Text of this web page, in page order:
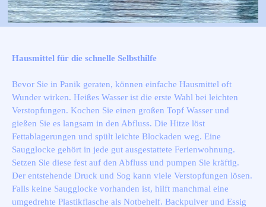
Hausmittel für die schnelle Selbsthilfe
Bevor Sie in Panik geraten, können einfache Hausmittel oft
Wunder wirken. Heißes Wasser ist die erste Wahl bei leichten
Verstopfungen. Kochen Sie einen großen Topf Wasser und
gießen Sie es langsam in den Abfluss. Die Hitze löst
Fettablagerungen und spült leichte Blockaden weg. Eine
Saugglocke gehört in jede gut ausgestattete Ferienwohnung.
Setzen Sie diese fest auf den Abfluss und pumpen Sie kräftig.
Der entstehende Druck und Sog kann viele Verstopfungen lösen.
Falls keine Saugglocke vorhanden ist, hilft manchmal eine
umgedrehte Plastikflasche als Notbehelf. Backpulver und Essig